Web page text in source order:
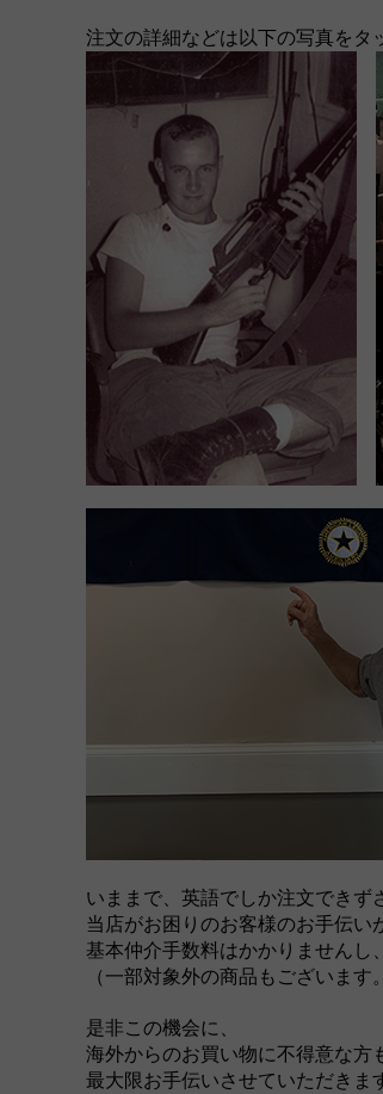
注文の詳細などは以下の写真をタ
いままで、英語でしか注文でき
当店がお困りのお客様のお手伝い
基本仲介手数料はかかりません
（一部対象外の商品もございます
是非この機会に、
海外からのお買い物に不得意な方
最大限お手伝いさせていただきま